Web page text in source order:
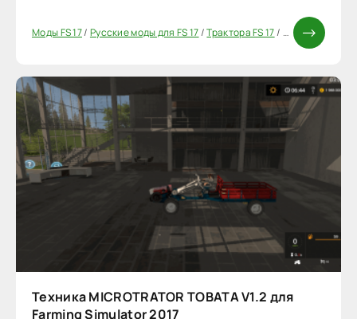
Моды FS 17/ Русские моды для FS 17/Трактора FS 17/ Моды ФС 17
Техника MICROTRATOR TOBATA V1.2 для
Farming Simulator 2017